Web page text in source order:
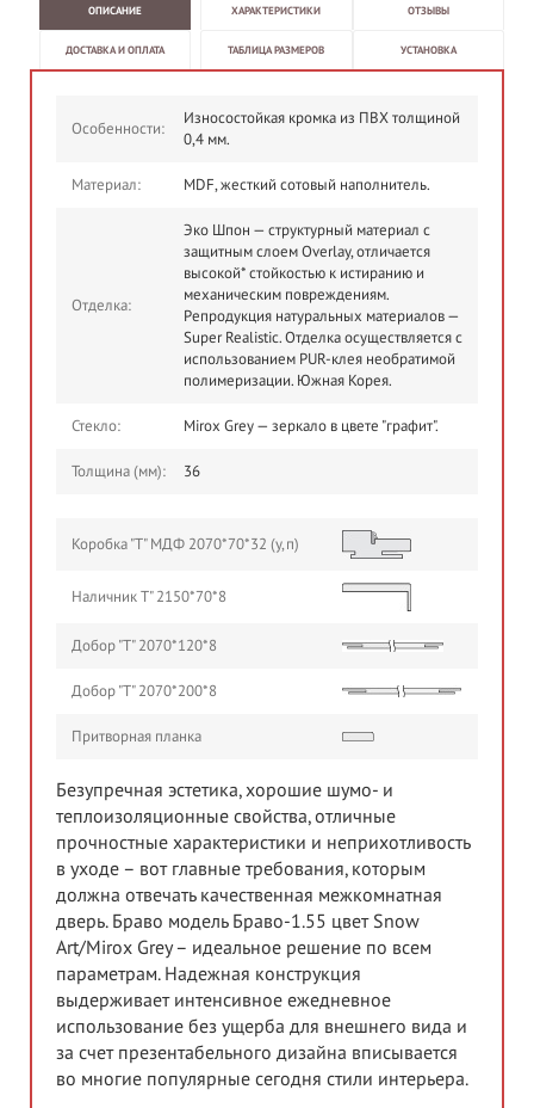
ОПИСАНИЕ ХАРАКТЕРИСТИКИ ОТЗЫВЫ
ДОСТАВКА И ОПЛАТА ТАБЛИЦА РАЗМЕРОВ УСТАНОВКА
Особенности:
Износостойкая кромка из ПВХ толщиной
0,4 мм.
Материал: MDF, жесткий сотовый наполнитель.
Отделка:
Эко Шпон — структурный материал с
защитным слоем Overlay, отличается
высокой* стойкостью к истиранию и
механическим повреждениям.
Репродукция натуральных материалов —
Super Realistic. Отделка осуществляется с
использованием PUR-клея необратимой
полимеризации. Южная Корея.
Стекло: Mirox Grey — зеркало в цвете "графит".
Толщина (мм): 36
Коробка "Т" МДФ 2070*70*32 (у,п)
Наличник Т" 2150*70*8
Добор "Т" 2070*120*8
Добор "Т" 2070*200*8
Притворная планка
Безупречная эстетика, хорошие шумо- и
теплоизоляционные свойства, отличные
прочностные характеристики и неприхотливость
в уходе – вот главные требования, которым
должна отвечать качественная межкомнатная
дверь. Браво модель Браво-1.55 цвет Snow
Art/Mirox Grey – идеальное решение по всем
параметрам. Надежная конструкция
выдерживает интенсивное ежедневное
использование без ущерба для внешнего вида и
за счет презентабельного дизайна вписывается
во многие популярные сегодня стили интерьера.